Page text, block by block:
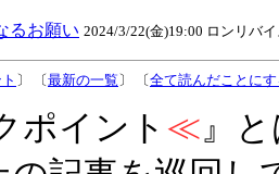
るお願い 2024/3/22(金)19:00 ロンリバ
〕 〔最新の一覧 〕 〔全て読んだことに
ポイント ≪』